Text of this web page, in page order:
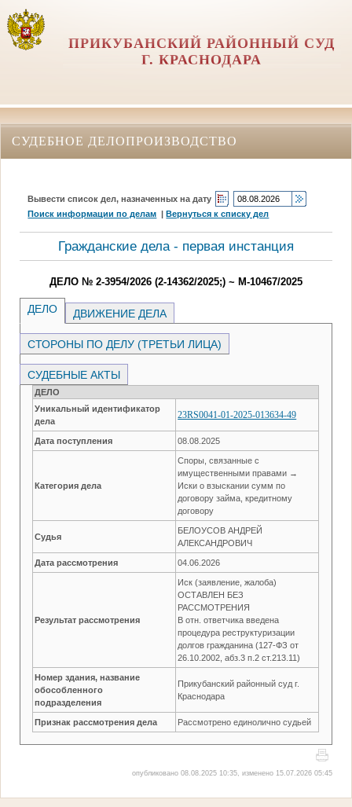
ПРИКУБАНСКИЙ РАЙОННЫЙ СУД
Г. КРАСНОДАРА
СУДЕБНОЕ ДЕЛОПРОИЗВОДСТВО
Вывести список дел, назначенных на дату
Поиск информации по делам |Вернуться к списку дел
Гражданские дела - первая инстанция
ДЕЛО № 2-3954/2026 (2-14362/2025;) ~ М-10467/2025
ДЕЛО ДВИЖЕНИЕ ДЕЛА
СТОРОНЫ ПО ДЕЛУ (ТРЕТЬИ ЛИЦА)
СУДЕБНЫЕ АКТЫ
ДЕЛО
Уникальный идентификатор
дела
23RS0041-01-2025-013634-49
Дата поступления 08.08.2025
Категория дела
Споры, связанные с
имущественными правами →
Иски о взыскании сумм по
договору займа, кредитному
договору
Судья
БЕЛОУСОВ АНДРЕЙ
АЛЕКСАНДРОВИЧ
Дата рассмотрения 04.06.2026
Результат рассмотрения
Иск (заявление, жалоба)
ОСТАВЛЕН БЕЗ
РАССМОТРЕНИЯ
В отн. ответчика введена
процедура реструктуризации
долгов гражданина (127-ФЗ от
26.10.2002, абз.3 п.2 ст.213.11)
Номер здания, название
обособленного
подразделения
Прикубанский районный суд г.
Краснодара
Признак рассмотрения дела Рассмотрено единолично судьей
опубликовано 08.08.2025 10:35, изменено 15.07.2026 05:45